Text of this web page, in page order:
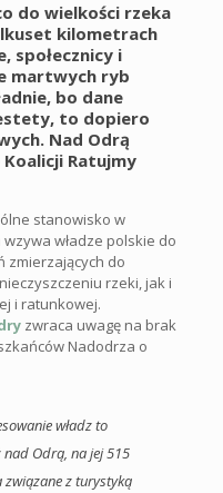
do wielkości rzeka
kilometrach
społecznicy i
martwych ryb
bo dane
to dopiero
Nad Odrą
Ratujmy
stanowisko w
władze polskie do
zmierzających do
rzeki, jak i
i ratunkowej.
zwraca uwagę na brak
Nadodrza o
władz to
Odrą, na jej 515
z turystyką